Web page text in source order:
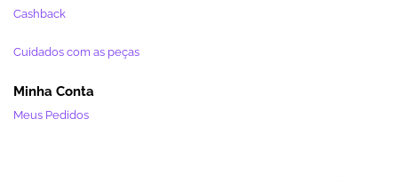
Cashback
Cuidados com as peças
Minha Conta
Meus Pedidos